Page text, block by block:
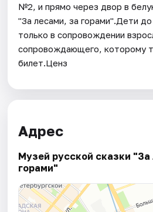
№2, и прямо через двор в
"За лесами, за горами".Дети
только в сопровождении
сопровождающего, которому
билет.Ценз
Адрес
Музей русской сказки "За
горами"